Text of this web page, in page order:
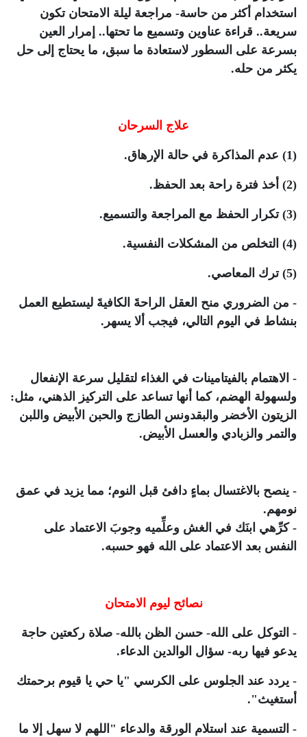
استخدام أكثر من حاسة- مراجعة ليلة الامتحان تكون
سريعة.. قراءة عناوين وتسميع ما تحتها.. إمرار العين
بسرعة على السطور لاستعادة ما سبق، ما يحتاج إلى حل
يكثر من حله.
علاج السرحان
(1) عدم المذاكرة في حالة الإرهاق.
(2) أخذ فترة راحة بعد الحفظ.
(3) تكرار الحفظ مع المراجعة والتسميع.
(4) التخلص من المشكلات النفسية.
(5) ترك المعاصي.
- من الضروري منح العقل الراحةَ الكافيةَ ليستطيع العمل
بنشاط في اليوم التالي، فيجب ألا يسهر.
- الاهتمام بالفيتامينات في الغذاء لتقليل سرعة الإنفعال
ولسهولة الهضم، كما أنها تساعد على التركيز الذهني، مثل:
الزيتون الأخضر والبقدونس الطازج والحبن الأبيض واللبن
والتمر والزبادي والعسل الأبيض.
- ينصح بالاغتسال بماءٍ دافئ قبل النوم؛ مما يزيد في عمق
نومهم.
- كرِّهي ابنَك في الغش وعلِّميه وجوبَ الاعتماد على
النفس بعد الاعتماد على الله فهو حسبه.
نصائح ليوم الامتحان
- التوكل على الله- حسن الظن بالله- صلاة ركعتين حاجة
يدعو فيها ربه- سؤال الوالدين الدعاء.
- يردد عند الجلوس على الكرسي "يا حي يا قيوم برحمتك
أستغيث".
- التسمية عند استلام الورقة والدعاء "اللهم لا سهل إلا ما